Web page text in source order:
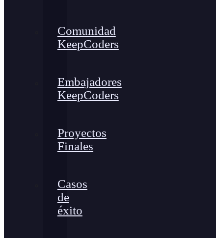
Comunidad
KeepCoders
Embajadores
KeepCoders
Proyectos
Finales
Casos
de
éxito